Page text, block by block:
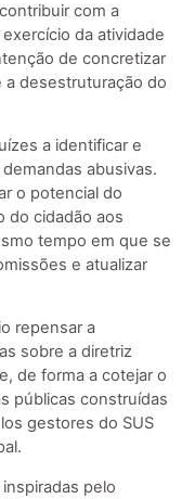
com a
da atividade
de concretizar
a desestruturação do
a identificar e
abusivas.
o potencial do
do cidadão aos
tempo em que se
e atualizar
repensar a
sobre a diretriz
de forma a cotejar o
públicas construídas
gestores do SUS
pelo